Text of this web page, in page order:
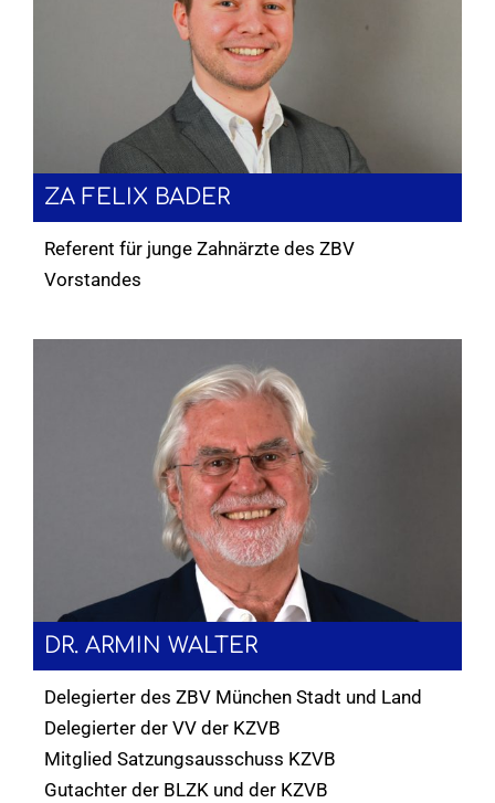
ZA FELIX BADER
Referent für junge Zahnärzte des ZBV
Vorstandes
DR. ARMIN WALTER
Delegierter des ZBV München Stadt und Land
Delegierter der VV der KZVB
Mitglied Satzungsausschuss KZVB
Gutachter der BLZK und der KZVB